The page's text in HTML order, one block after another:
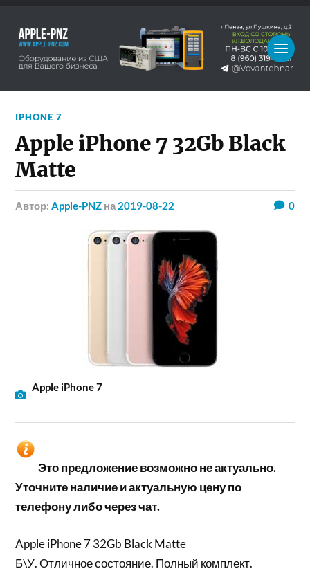
IPHONE 7
Apple iPhone 7 32Gb Black
Matte
Автор:Apple-PNZ на 2019-08-22 0
Apple iPhone 7
Это предложение возможно не актуально.
Уточните наличие и актуальную цену по
телефону либо через чат.
Apple iPhone 7 32Gb Black Matte
Б\У. Отличное состояние. Полный комплект.